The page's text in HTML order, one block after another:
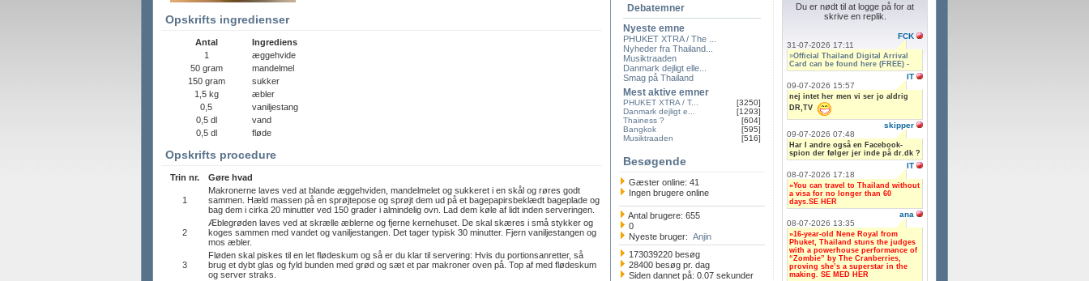
Opskrifts ingredienser
Antal
Ingrediens
1
æggehvide
50 gram
mandelmel
150 gram
sukker
1,5 kg
æbler
0,5
vaniljestang
0,5 dl
vand
0,5 dl
fløde
Opskrifts procedure
Trin nr. Gøre hvad
1
Makronerne laves ved at blande æggehviden, mandelmelet og sukkeret i en skål og røres godt
sammen. Hæld massen på en sprøjtepose og sprøjt dem ud på et bagepapirsbeklædt bageplade og
bag dem i cirka 20 minutter ved 150 grader i almindelig ovn. Lad dem køle af lidt inden serveringen.
2
Æblegrøden laves ved at skrælle æblerne og fjerne kernehuset. De skal skæres i små stykker og
koges sammen med vandet og vaniljestangen. Det tager typisk 30 minutter. Fjern vaniljestangen og
mos æbler.
3
Fløden skal piskes til en let flødeskum og så er du klar til servering: Hvis du portionsanretter, så
brug et dybt glas og fyld bunden med grød og sæt et par makroner oven på. Top af med flødeskum
og server straks.
Debatemner
Nyeste emne
PHUKET XTRA / The ...
Nyheder fra Thailand...
Musiktraaden
Danmark dejligt elle...
Smag på Thailand
Mest aktive emner
PHUKET XTRA / T...
[3250]
Danmark dejligt e...
[1293]
Thainess ?
[604]
Bangkok
[595]
Musiktraaden
[516]
Besøgende
Gæster online: 41
Ingen brugere online
Antal brugere: 655
0
Nyeste bruger: Anjin
173039220 besøg
28400 besøg pr. dag
Siden dannet på: 0.07 sekunder
Du er nødt til at logge på for at
skrive en replik.
FCK
31-07-2026 17:11
»Official Thailand Digital Arrival
Card can be found here (FREE) -
IT
09-07-2026 15:57
nej intet her men vi ser jo aldrig
DR,TV
skipper
09-07-2026 07:48
Har I andre også en Facebook-
spion der følger jer inde på dr.dk ?
IT
08-07-2026 17:18
»You can travel to Thailand without
a visa for no longer than 60
days.SE HER
ana
08-07-2026 13:35
»16-year-old Nene Royal from
Phuket, Thailand stuns the judges
with a powerhouse performance of
“Zombie” by The Cranberries,
proving she’s a superstar in the
making. SE MED HER